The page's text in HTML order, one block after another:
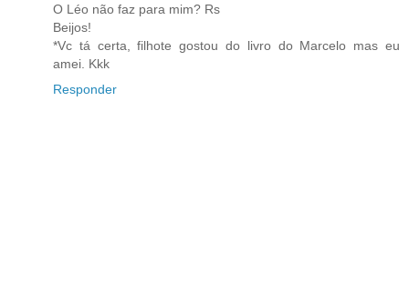
O Léo não faz para mim? Rs
Beijos!
*Vc tá certa, filhote gostou do livro do Marcelo mas eu
amei. Kkk
Responder